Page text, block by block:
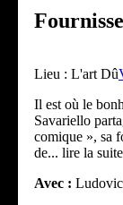
Lieu : L'art Dû
Il est où le
Savariello
comique », sa
de... lire la suite
Avec :